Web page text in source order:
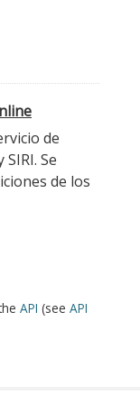
de
Se
de los
API (see API